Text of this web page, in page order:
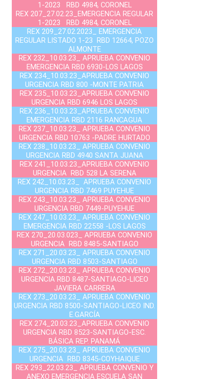
1-2023 RBD 4984, CORONEL
REX 207_27.02.23_EMERGENCIA REGULAR
1-2023 RBD 4984, CORONEL
REX 209_27.02.2023_ EMERGENCIA
REGULAR LISTADO 1-23 RBD 12664, POZO
ALMONTE
REX 232_10.03.23_ APRUEBA CONVENIO
EMERGENCIA RBD 6930-LOS LAGOS
REX 234_10.03.23_APRUEBA CONVENIO
URGENCIA RBD 800 -MONTE PATRIA
REX 235_10.03.23_APRUEBA CONVENIO
URGENCIA RBD 6946 LOS LAGOS
REX 236_10.03.23_APRUEBA CONVENIO
EMERGENCIA RBD 2116 RANCAGUA
REX 237_10.03.23_ APRUEBA CONVENIO
URGENCIA RBD 10763 -PADRE HURTADO
REX 238_10.03.23_ APRUEBA CONVENIO
URGENCIA RBD 4940 SANTA JUANA
REX 241_10.03.23_APRUEBA CONVENIO
URGENCIA RBD 528 LA SERENA
REX 242_10.03.23_ APRUEBA CONVENIO
URGENCIA RBD 7469 PUYEHUE
REX 243_10.03.23_ APRUEBA CONVENIO
URGENCIA RBD 7449-PUYEHUE
REX 247_10.03.23_ APRUEBA CONVENIO
EMERGENCIA RBD 22558 -LOS LAGOS
REX 270_20.03.023_ APRUEBA CONVENIO
URGENCIA RBD 8485-SANTIAGO
REX 271_20.03.23_ APRUEBA CONVENIO
URGENCIA RBD 8503-SANTIAGO
REX 272_20.03.23_ APRUEBA CONVENIO
URGENCIA RBD 8487-SANTIAGO-LICEO
JAVIERA CARRERA
REX 273_20.03.23_ APRUEBA CONVENIO
URGENCIA RBD 8500-SANTIAGO-LICEO IND.
E.GARCÍA
REX 274_20.03.23_APRUEBA CONVENIO
URGENCIA RBD 8523-SANTIAGO-ESC.
BÁSICA REP. PANAMÁ
REX 275_20.03.23_ APRUEBA CONVENIO
URGENCIA RBD 8345-COYHAIQUE
REX 293_22.03.23_ APRUEBA CONVENIO Y
ANEXO EMERGENCIA ESCUELA SAN